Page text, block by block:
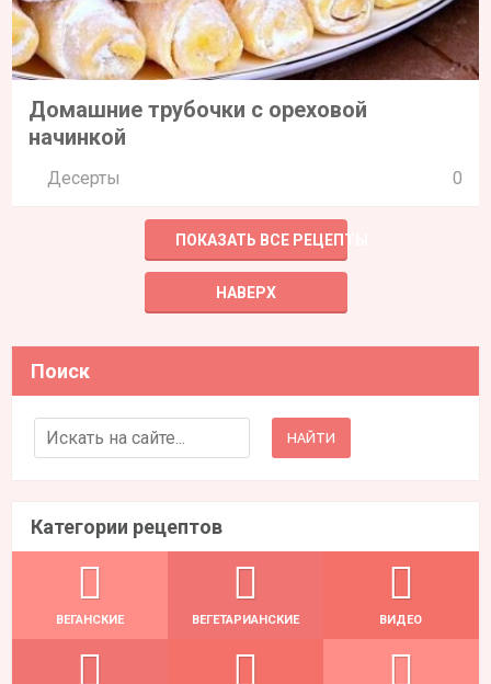
Домашние трубочки с ореховой
начинкой
Десерты 0
ПОКАЗАТЬ ВСЕ РЕЦЕПТЫ
НАВЕРХ
Поиск
Search for:
Категории рецептов
ВЕГАНСКИЕ ВЕГЕТАРИАНСКИЕ ВИДЕО